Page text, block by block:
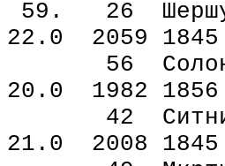
59. 26
22.0 2059
56
20.0 1982
42
21.0 2008